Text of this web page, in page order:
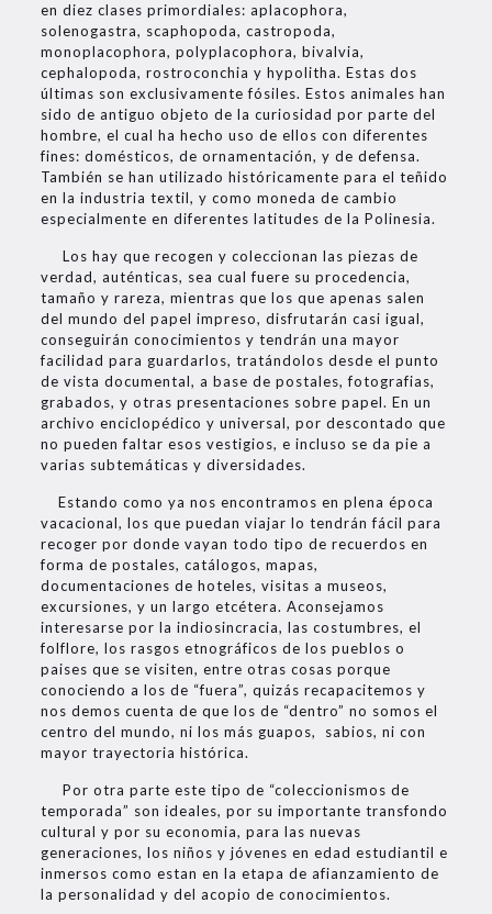
en diez clases primordiales: aplacophora,
solenogastra, scaphopoda, castropoda,
monoplacophora, polyplacophora, bivalvia,
cephalopoda, rostroconchia y hypolitha. Estas dos
últimas son exclusivamente fósiles. Estos animales han
sido de antiguo objeto de la curiosidad por parte del
hombre, el cual ha hecho uso de ellos con diferentes
fines: domésticos, de ornamentación, y de defensa.
También se han utilizado históricamente para el teñido
en la industria textil, y como moneda de cambio
especialmente en diferentes latitudes de la Polinesia.
Los hay que recogen y coleccionan las piezas de
verdad, auténticas, sea cual fuere su procedencia,
tamaño y rareza, mientras que los que apenas salen
del mundo del papel impreso, disfrutarán casi igual,
conseguirán conocimientos y tendrán una mayor
facilidad para guardarlos, tratándolos desde el punto
de vista documental, a base de postales, fotografias,
grabados, y otras presentaciones sobre papel. En un
archivo enciclopédico y universal, por descontado que
no pueden faltar esos vestigios, e incluso se da pie a
varias subtemáticas y diversidades.
Estando como ya nos encontramos en plena época
vacacional, los que puedan viajar lo tendrán fácil para
recoger por donde vayan todo tipo de recuerdos en
forma de postales, catálogos, mapas,
documentaciones de hoteles, visitas a museos,
excursiones, y un largo etcétera. Aconsejamos
interesarse por la indiosincracia, las costumbres, el
folflore, los rasgos etnográficos de los pueblos o
paises que se visiten, entre otras cosas porque
conociendo a los de “fuera”, quizás recapacitemos y
nos demos cuenta de que los de “dentro” no somos el
centro del mundo, ni los más guapos, sabios, ni con
mayor trayectoria histórica.
Por otra parte este tipo de “coleccionismos de
temporada” son ideales, por su importante transfondo
cultural y por su economia, para las nuevas
generaciones, los niños y jóvenes en edad estudiantil e
inmersos como estan en la etapa de afianzamiento de
la personalidad y del acopio de conocimientos.